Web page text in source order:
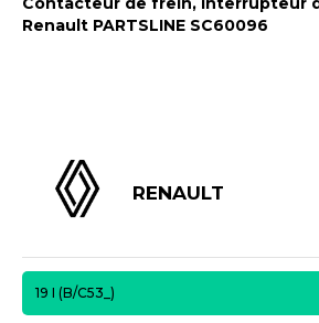
Renault PARTSLINE SC60096
RENAULT
19 I (B/C53_)